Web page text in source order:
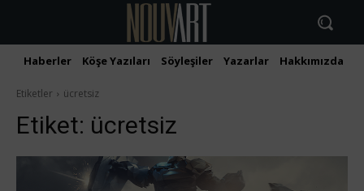
Haberler Köşe Yazıları Söyleşiler Yazarlar Hakkımızda
Etiketler ücretsiz
Etiket: ücretsiz